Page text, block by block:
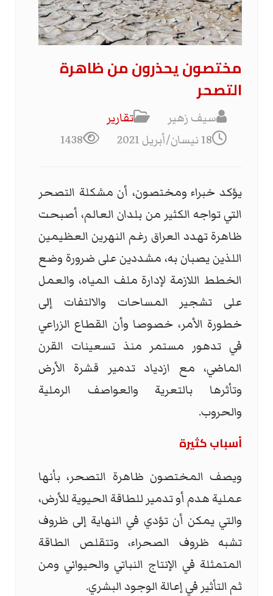
مختصون يحذرون من ظاهرة
التصحر
سيف زهير
تقارير
18 نيسان/أبريل 2021
1438
يؤكد خبراء ومختصون، أن مشكلة التصحر
التي تواجه الكثير من بلدان العالم، أصبحت
ظاهرة تهدد العراق رغم النهرين العظيمين
اللذين يصبان به، مشددين على ضرورة وضع
الخطط اللازمة لإدارة ملف المياه، والعمل
على تشجير المساحات والالتفات إلى
خطورة الأمر، خصوصا وأن القطاع الزراعي
في تدهور مستمر منذ تسعينات القرن
الماضي، مع ازدياد تدمير قشرة الأرض
وتأثرها بالتعرية والعواصف الرملية
والحروب.
أسباب كثيرة
ويصف المختصون ظاهرة التصحر، بأنها
عملية هدم أو تدمير للطاقة الحيوية للأرض،
والتي يمكن أن تؤدي في النهاية إلى ظروف
تشبه ظروف الصحراء، وتتقلص الطاقة
المتمثلة في الإنتاج النباتي والحيواني ومن
ثم التأثير في إعالة الوجود البشري.